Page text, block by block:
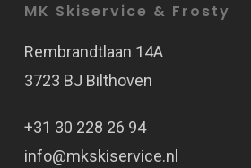
MK Skiservice & Frosty
Rembrandtlaan 14A
3723 BJ Bilthoven
+31 30 228 26 94
info@mkskiservice.nl